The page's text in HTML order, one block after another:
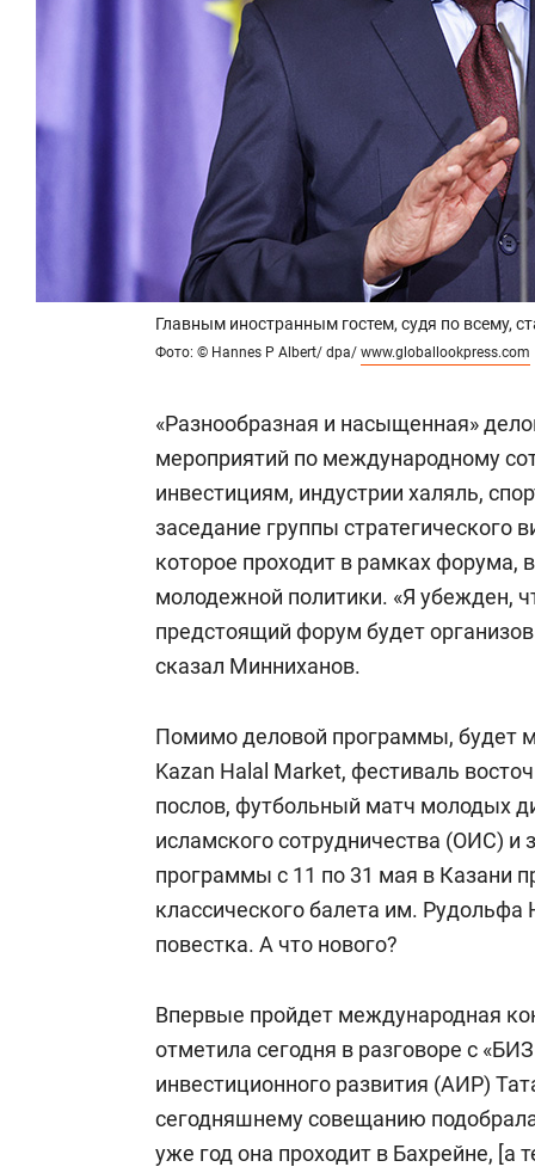
Главным иностранным гостем, судя по всему,
Фото: © Hannes P Albert/ dpa/ www.globallookpress.com
«Разнообразная и насыщенная»
мероприятий по международному
инвестициям, индустрии халяль,
заседание группы стратегического
которое проходит в рамках форума,
молодежной политики. «Я убежден,
предстоящий форум будет
сказал Минниханов.
Помимо деловой программы, будет
Kazan Halal Market, фестиваль
послов, футбольный матч молодых
исламского сотрудничества (ОИС) и
программы с 11 по 31 мая в Казани
классического балета им.
повестка. А что нового?
Впервые пройдет международная
отметила сегодня в разговоре с
инвестиционного развития (АИР)
сегодняшнему совещанию
уже год она проходит в Бахрейне, [а